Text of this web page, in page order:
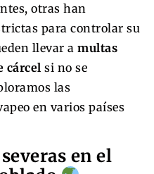
otras han
para controlar su
llevar a multas
cárcel si no se
las
en varios países
en el